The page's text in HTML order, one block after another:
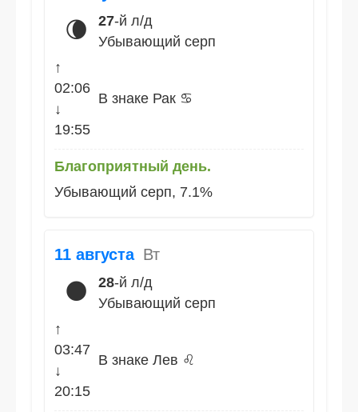
🌘 27-й л/д
Убывающий серп
↑
02:06
↓
19:55
В знаке Рак ♋
Благоприятный день.
Убывающий серп, 7.1%
11 августа Вт
🌑 28-й л/д
Убывающий серп
↑
03:47
↓
20:15
В знаке Лев ♌